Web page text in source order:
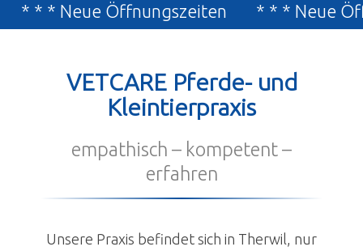
News
Anmeldung
* Neue Öffnungszeiten * * * Neue
VETCARE Pferde- und
Kleintierpraxis
empathisch – kompetent –
erfahren
Unsere Praxis befindet sich in Therwil, nur